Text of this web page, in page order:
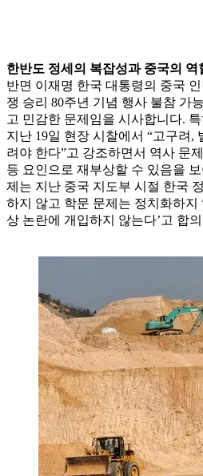
한반도 정세의 복잡성과 중국의 역
반면 이재명 한국 대통령의 중국
쟁 승리 80주년 기념 행사 불참 가
고 민감한 문제임을 시사합니다.
지난 19일 현장 시찰에서 “고구려,
려야 한다”고 강조하면서 역사 문
등 요인으로 재부상할 수 있음을
제는 지난 중국 지도부 시절 한국
하지 않고 학문 문제는 정치화하지
상 논란에 개입하지 않는다’고 합